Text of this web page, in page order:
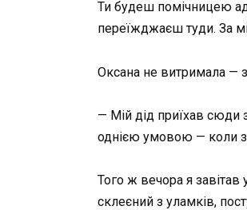
Ти будеш помічницею
переїжджаєш туди. За
Оксана не витримала —
— Мій дід приїхав сюди
однією умовою — коли
Того ж вечора я завітав
склеєний з уламків,